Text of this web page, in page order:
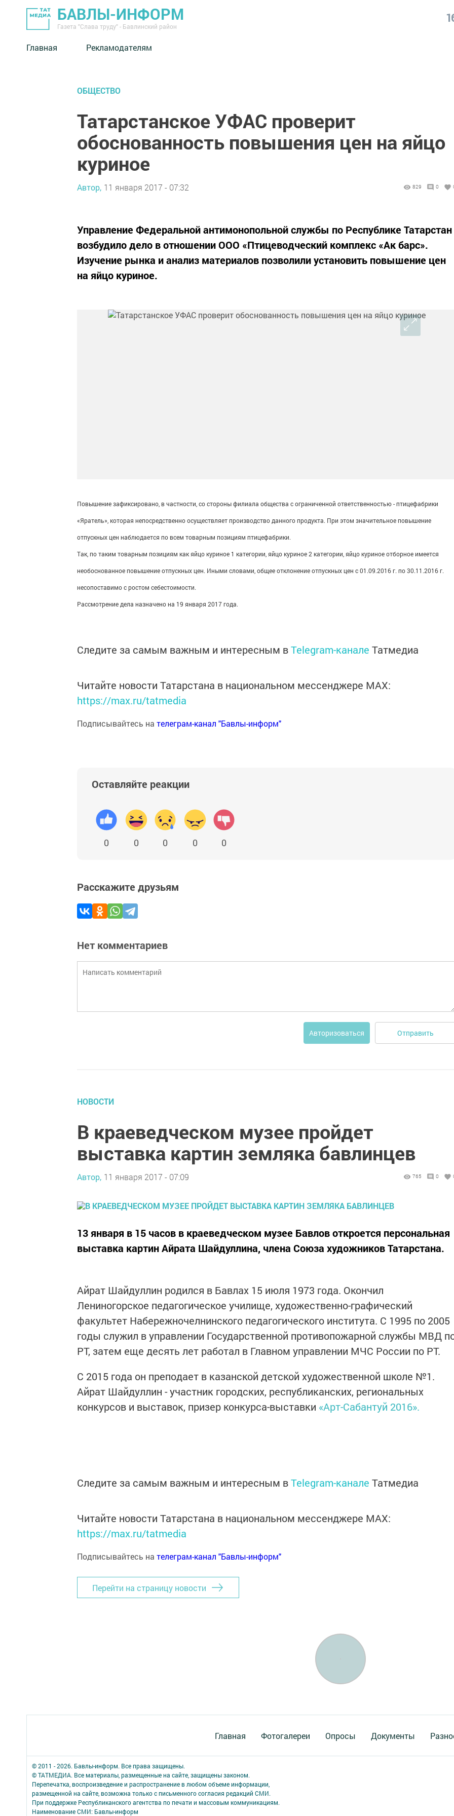
БАВЛЫ-ИНФОРМ
Газета "Слава труду" - Бавлинский район
Главная Рекламодателям
ОБЩЕСТВО
Татарстанское УФАС проверит
обоснованность повышения цен на яйцо
куриное
Автор, 11 января 2017 - 07:32 829 0
Управление Федеральной антимонопольной службы по Республике Татарстан
возбудило дело в отношении ООО «Птицеводческий комплекс «Ак барс».
Изучение рынка и анализ материалов позволили установить повышение цен
на яйцо куриное.
Повышение зафиксировано, в частности, со стороны филиала общества с ограниченной ответственностью - птицефабрики
«Яратель», которая непосредственно осуществляет производство данного продукта. При этом значительное повышение
отпускных цен наблюдается по всем товарным позициям птицефабрики.
Так, по таким товарным позициям как яйцо куриное 1 категории, яйцо куриное 2 категории, яйцо куриное отборное имеется
необоснованное повышение отпускных цен. Иными словами, общее отклонение отпускных цен с 01.09.2016 г. по 30.11.2016 г.
несопоставимо с ростом себестоимости.
Рассмотрение дела назначено на 19 января 2017 года.
Следите за самым важным и интересным вTelegram-канале Татмедиа
Читайте новости Татарстана в национальном мессенджере MАХ:
https://max.ru/tatmedia
Подписывайтесь на телеграм-канал "Бавлы-информ"
Оставляйте реакции
0 0 0 0 0
Расскажите друзьям
Нет комментариев
Авторизоваться Отправить
НОВОСТИ
В краеведческом музее пройдет
выставка картин земляка бавлинцев
Автор, 11 января 2017 - 07:09 765 0
13 января в 15 часов в краеведческом музее Бавлов откроется персональная
выставка картин Айрата Шайдуллина, члена Союза художников Татарстана.
Айрат Шайдуллин родился в Бавлах 15 июля 1973 года. Окончил
Лениногорское педагогическое училище, художественно-графический
факультет Набережночелнинского педагогического института. С 1995 по 2005
годы служил в управлении Государственной противопожарной службы МВД
РТ, затем еще десять лет работал в Главном управлении МЧС России по РТ.
С 2015 года он преподает в казанской детской художественной школе №1.
Айрат Шайдуллин - участник городских, республиканских, региональных
конкурсов и выставок, призер конкурса-выставки «Арт-Сабантуй 2016».
Следите за самым важным и интересным вTelegram-канале Татмедиа
Читайте новости Татарстана в национальном мессенджере MАХ:
https://max.ru/tatmedia
Подписывайтесь на телеграм-канал "Бавлы-информ"
Перейти на страницу новости
Главная Фотогалереи Опросы Документы
© 2011 - 2026. Бавлы-информ. Все права защищены.
© ТАТМЕДИА. Все материалы, размещенные на сайте, защищены законом.
Перепечатка, воспроизведение и распространение в любом объеме информации,
размещенной на сайте, возможна только с письменного согласия редакций СМИ.
При поддержке Республиканского агентства по печати и массовым коммуникациям.
Наименование СМИ: Бавлы-информ